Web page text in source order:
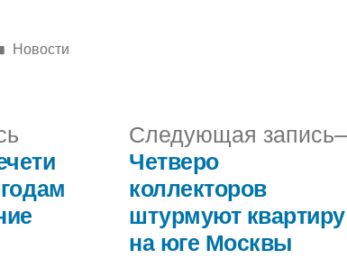
Написано
Новости
Предыдущая
запись:
Следующая запись
Четверо
коллекторов
штурмуют квартиру
на юге Москвы